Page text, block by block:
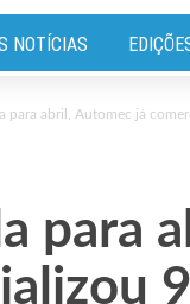
NOTÍCIAS
para abril, Automec já
para